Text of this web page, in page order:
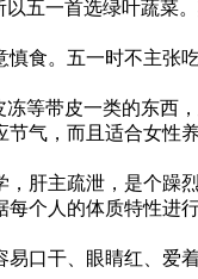
五一首选绿叶蔬菜
食。五一时不主张
等带皮一类的东西
气，而且适合女性养
肝主疏泄，是个躁
个人的体质特性进行
口干、眼睛红、爱